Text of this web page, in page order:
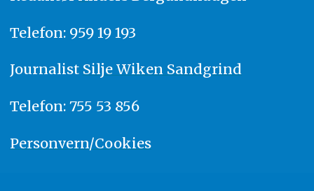
Telefon: 959 19 193
Journalist Silje Wiken Sandgrind
Telefon: 755 53 856
Personvern/Cookies